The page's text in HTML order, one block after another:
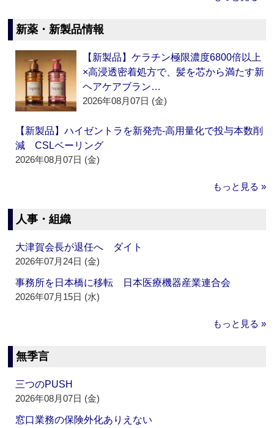
新薬・新製品情報
【新製品】ケラチン極限濃度6800倍以上
×高浸透密着処方で、髪を芯から満たす新
ヘアケアブラン…
2026年08月07日 (金)
【新製品】ハイゼントラを新発売‐高用量化で投与本数削
減 CSLベーリング
2026年08月07日 (金)
もっと見る »
人事・組織
大津賀会長が退任へ ダイト
2026年07月24日 (金)
事務所を日本橋に移転 日本医療機器産業連合会
2026年07月15日 (水)
もっと見る »
無季言
三つのPUSH
2026年08月07日 (金)
窓口業務の保険外化ありえない